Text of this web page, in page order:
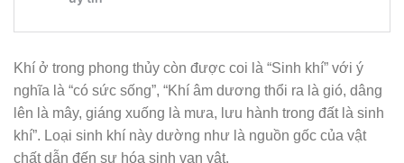
Khí ở trong phong thủy còn được coi là “Sinh khí” với ý
nghĩa là “có sức sống”, “Khí âm dương thổi ra là gió, dâng
lên là mây, giáng xuống là mưa, lưu hành trong đất là sinh
khí”. Loại sinh khí này dường như là nguồn gốc của vật
chất dẫn đến sự hóa sinh vạn vật.